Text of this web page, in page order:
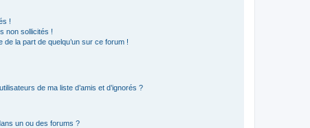
!
non sollicités !
de la part de quelqu’un sur ce forum !
de ma liste d’amis et d’ignorés ?
un ou des forums ?